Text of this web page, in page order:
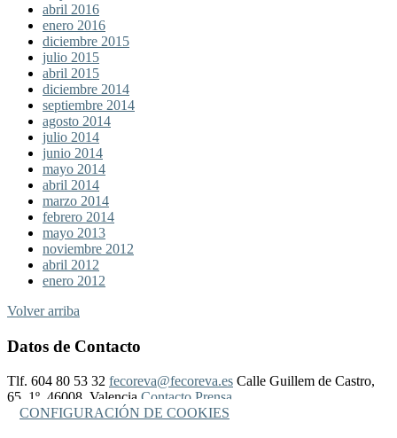
abril 2016
enero 2016
diciembre 2015
julio 2015
abril 2015
diciembre 2014
septiembre 2014
agosto 2014
julio 2014
junio 2014
mayo 2014
abril 2014
marzo 2014
febrero 2014
mayo 2013
noviembre 2012
abril 2012
enero 2012
Volver arriba
Datos de Contacto
Tlf. 604 80 53 32 fecoreva@fecoreva.es Calle Guillem de Castro,
65, 1º, 46008, Valencia Contacto Prensa
CONFIGURACIÓN DE COOKIES